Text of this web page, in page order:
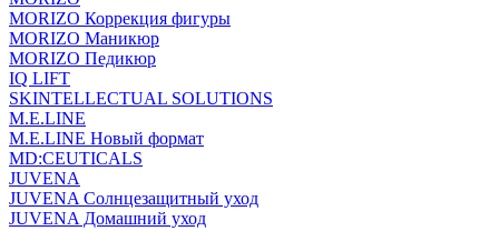
MORIZO Коррекция фигуры
MORIZO Маникюр
MORIZO Педикюр
IQ LIFT
SKINTELLECTUAL SOLUTIONS
M.E.LINE
M.E.LINE Новый формат
MD:CEUTICALS
JUVENA
JUVENA Солнцезащитный уход
JUVENA Домашний уход